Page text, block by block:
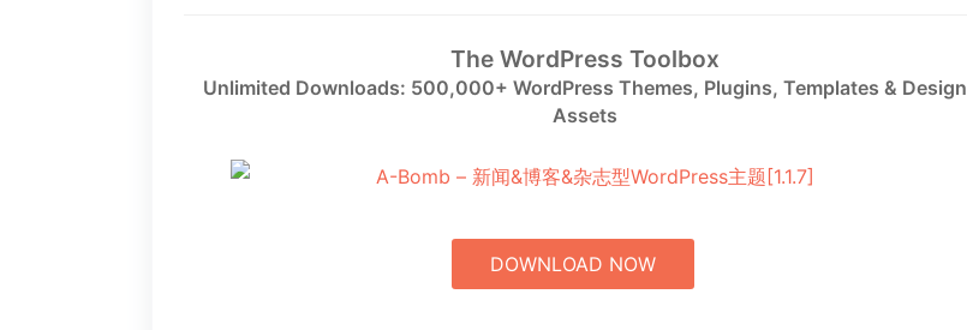
The WordPress Toolbox
Unlimited Downloads: 500,000+ WordPress Themes, Plugins, Templates & Design
Assets
DOWNLOAD NOW